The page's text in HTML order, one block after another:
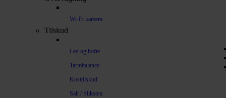
Wi-Fi kamera
Tilskud
Led og hofte
Tarmbalance
Kosttilskud
Salt / Sliksten